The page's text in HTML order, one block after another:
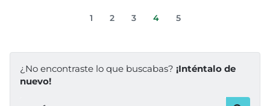
1 2 3 4 5
¿No encontraste lo que buscabas? ¡Inténtalo de
nuevo!